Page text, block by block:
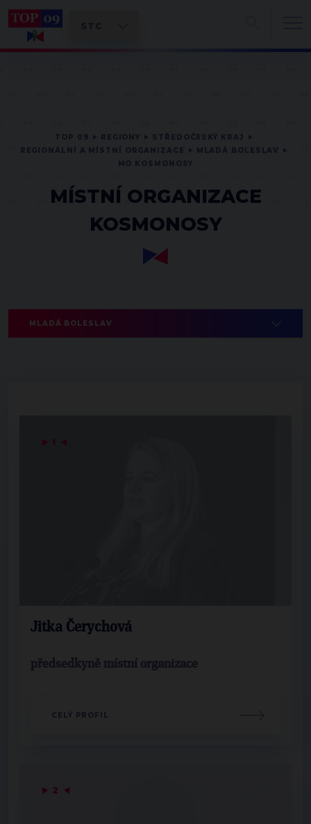
MÍSTNÍ ORGANIZACE
KOSMONOSY
MLADÁ BOLESLAV
▶ 1 ◀
Jitka Čerychová
předsedkyně místní organizace
CELÝ PROFIL
▶ 2 ◀